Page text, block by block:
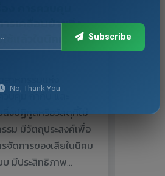
รเคลื่อนย้ายสิ่ง
ช้แล้วในนิคม
วบคุม กำกับ และ
สิ่งปฏิกูลหรือวัสดุที่ไม่
รม มีวัตถุประสงค์เพื่อ
จัดการของเสียในนิคม
บ มีประสิทธิภาพ...
Subscribe
No, Thank You